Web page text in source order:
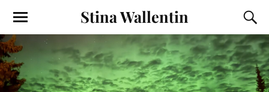
Stina Wallentin